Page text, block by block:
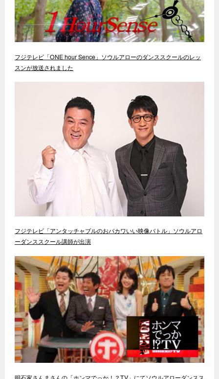
フジテレビ「ONE hour Sence」ソウルアローのダンススクールのレッ
スンが放送されました
フジテレビ「アンタッチャブルのおバカワいい映像バトル」ソウルアロ
ーダンススクール講師が出演
明石家さんまさんの「ホンマでっか！？TV」にてソウルアローダンスス